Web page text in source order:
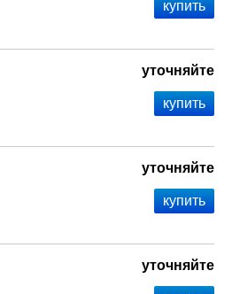
уточняйте
уточняйте
уточняйте